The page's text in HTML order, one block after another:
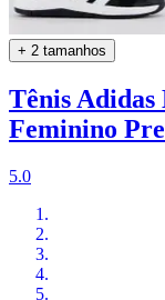
+ 2 tamanhos
Tênis Adidas
Feminino
5.0